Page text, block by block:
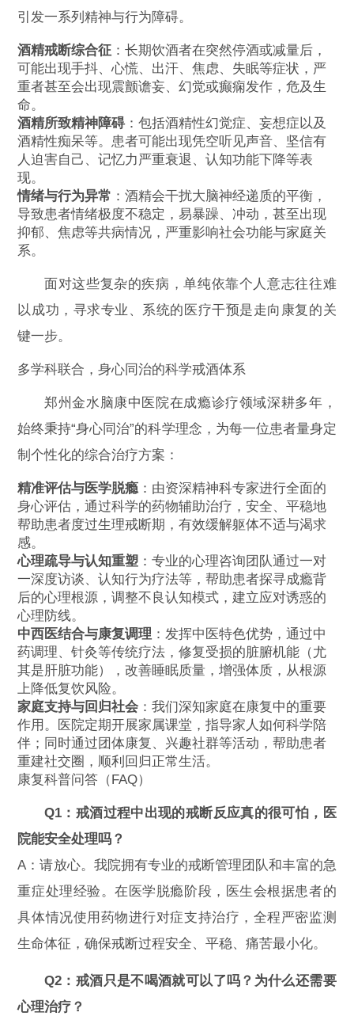
引发一系列精神与行为障碍。
酒精戒断综合征 ：长期饮酒者在突然停酒或减量后，
可能出现手抖、心慌、出汗、焦虑、失眠等症状，严
重者甚至会出现震颤谵妄、幻觉或癫痫发作，危及生
命。
酒精所致精神障碍：包括酒精性幻觉症、妄想症以及
酒精性痴呆等。患者可能出现凭空听见声音、坚信有
人迫害自己、记忆力严重衰退、认知功能下降等表
现。
情绪与行为异常 ：酒精会干扰大脑神经递质的平衡，
导致患者情绪极度不稳定，易暴躁、冲动，甚至出现
抑郁、焦虑等共病情况，严重影响社会功能与家庭关
系。
面对这些复杂的疾病，单纯依靠个人意志往往难
以成功，寻求专业、系统的医疗干预是走向康复的关
键一步。
多学科联合，身心同治的科学戒酒体系
郑州金水脑康中医院在成瘾诊疗领域深耕多年，
始终秉持“身心同治”的科学理念，为每一位患者量身定
制个性化的综合治疗方案：
精准评估与医学脱瘾 ：由资深精神科专家进行全面的
身心评估，通过科学的药物辅助治疗，安全、平稳地
帮助患者度过生理戒断期，有效缓解躯体不适与渴求
感。
心理疏导与认知重塑 ：专业的心理咨询团队通过一对
一深度访谈、认知行为疗法等，帮助患者探寻成瘾背
后的心理根源，调整不良认知模式，建立应对诱惑的
心理防线。
中西医结合与康复调理 ：发挥中医特色优势，通过中
药调理、针灸等传统疗法，修复受损的脏腑机能（尤
其是肝脏功能），改善睡眠质量，增强体质，从根源
上降低复饮风险。
家庭支持与回归社会 ：我们深知家庭在康复中的重要
作用。医院定期开展家属课堂，指导家人如何科学陪
伴；同时通过团体康复、兴趣社群等活动，帮助患者
重建社交圈，顺利回归正常生活。
康复科普问答（FAQ）
Q1：戒酒过程中出现的戒断反应真的很可怕，医
院能安全处理吗？
A：请放心。我院拥有专业的戒断管理团队和丰富的急
重症处理经验。在医学脱瘾阶段，医生会根据患者的
具体情况使用药物进行对症支持治疗，全程严密监测
生命体征，确保戒断过程安全、平稳、痛苦最小化。
Q2：戒酒只是不喝酒就可以了吗？为什么还需要
心理治疗？